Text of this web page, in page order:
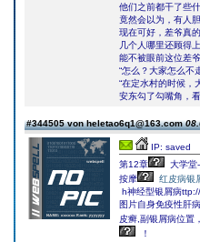
他们之前都干了些
竟然会以为，有人
现在可好，差爷真
几个人哪里还顾得
能不被眼前这位差
“怎么？大家怎么不
“在定水村的时候，
安东勾了勾嘴角，
#344505 von heletao6q1@163.com
IP: saved
第12章
大学堂
按摩
红皮病银
h神经型银屑病
图片自身免疫性肝
皮癣,副银屑病位置
！